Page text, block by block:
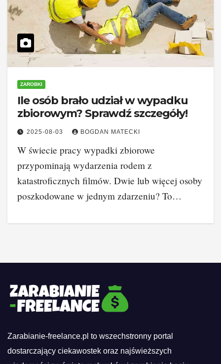
ZAROBKI
Ile osób brało udział w wypadku
zbiorowym? Sprawdź szczegóły!
2025-08-03 BOGDAN MATECKI
W świecie pracy wypadki zbiorowe
przypominają wydarzenia rodem z
katastroficznych filmów. Dwie lub więcej osoby
poszkodowane w jednym zdarzeniu? To…
Zarabianie-freelance.pl to wszechstronny portal
dostarczający ciekawostek oraz najświeższych